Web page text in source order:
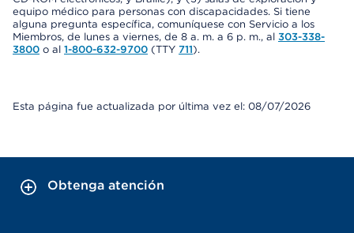
equipo médico para personas con discapacidades. Si tiene
alguna pregunta específica, comuníquese con Servicio a los
Miembros, de lunes a viernes, de 8 a. m. a 6 p. m., al 303-338-
3800 o al 1-800-632-9700 (TTY 711).
Esta página fue actualizada por última vez el: 08/07/2026
Obtenga atención